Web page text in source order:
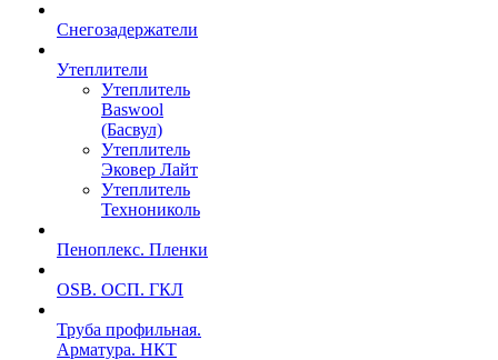
Снегозадержатели
Утеплители
Утеплитель
Baswool
(Басвул)
Утеплитель
Эковер Лайт
Утеплитель
Технониколь
Пеноплекс. Пленки
OSB. ОСП. ГКЛ
Труба профильная.
Арматура. НКТ